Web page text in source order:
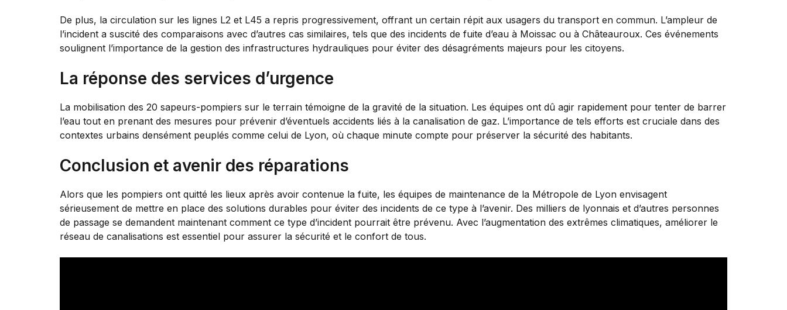
De plus, la circulation sur les lignes L2 et L45 a repris progressivement, offrant un certain répit aux usagers du transport en commun. L’ampleur de
l’incident a suscité des comparaisons avec d’autres cas similaires, tels que des incidents de fuite d’eau à Moissac ou à Châteauroux. Ces événements
soulignent l’importance de la gestion des infrastructures hydrauliques pour éviter des désagréments majeurs pour les citoyens.
La réponse des services d’urgence
La mobilisation des 20 sapeurs-pompiers sur le terrain témoigne de la gravité de la situation. Les équipes ont dû agir rapidement pour tenter de barrer
l’eau tout en prenant des mesures pour prévenir d’éventuels accidents liés à la canalisation de gaz. L’importance de tels efforts est cruciale dans des
contextes urbains densément peuplés comme celui de Lyon, où chaque minute compte pour préserver la sécurité des habitants.
Conclusion et avenir des réparations
Alors que les pompiers ont quitté les lieux après avoir contenue la fuite, les équipes de maintenance de la Métropole de Lyon envisagent
sérieusement de mettre en place des solutions durables pour éviter des incidents de ce type à l’avenir. Des milliers de lyonnais et d’autres personnes
de passage se demandent maintenant comment ce type d’incident pourrait être prévenu. Avec l’augmentation des extrêmes climatiques, améliorer le
réseau de canalisations est essentiel pour assurer la sécurité et le confort de tous.